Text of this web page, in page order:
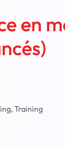
en
Training